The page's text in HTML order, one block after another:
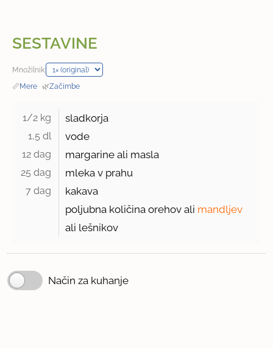
SESTAVINE
Množilnik:
📏Mere · 🌿Začimbe
1/2 kg sladkorja
1,5 dl vode
12 dag margarine ali masla
25 dag mleka v prahu
7 dag
kakava
poljubna količina orehov ali mandljev
ali lešnikov
Način za kuhanje